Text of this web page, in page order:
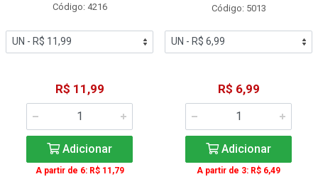
Código: 4216
R$ 11,99
Adicionar
A partir de 6: R$ 11,79
Código: 5013
R$ 6,99
Adicionar
A partir de 3: R$ 6,49